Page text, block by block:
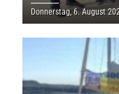
THOLEY
Donnerstag, 6. August